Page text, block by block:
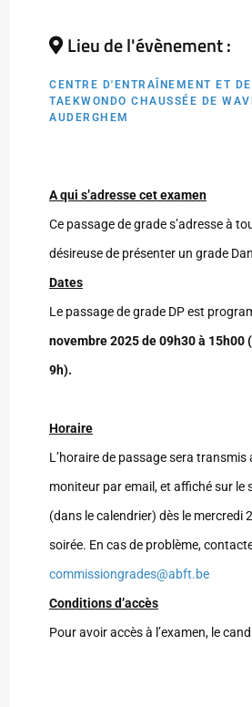
Lieu de l'évènement :
CENTRE D'ENTRAÎNEMENT ET
TAEKWONDO CHAUSSÉE DE
AUDERGHEM
A qui s’adresse cet examen
Ce passage de grade s’adresse à
désireuse de présenter un grade
Dates
Le passage de grade DP est
novembre 2025 de 09h30 à 15h00
9h).
Horaire
L’horaire de passage sera
moniteur par email, et affiché sur le
(dans le calendrier) dès le mercredi
soirée. En cas de problème,
commissiongrades@abft.be
Conditions d’accès
Pour avoir accès à l’examen, le